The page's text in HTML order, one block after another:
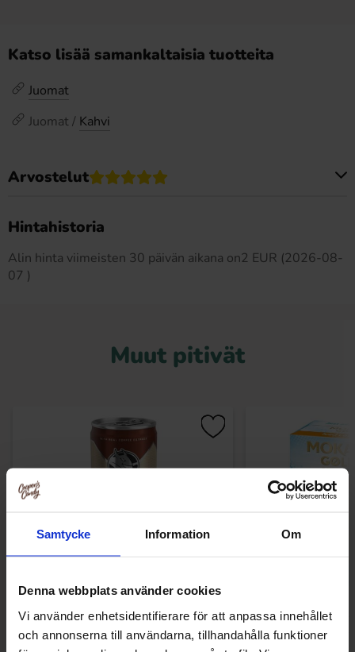
Samtycke Information Om
Denna webbplats använder cookies
Vi använder enhetsidentifierare för att anpassa innehållet
och annonserna till användarna, tillhandahålla funktioner
Katso lisää samankaltaisia tuotteita
Juomat
Juomat / Kahvi
Arvostelut
Hintahistoria
Alin hinta viimeisten 30 päivän aikana on2 EUR (2026-08-
07 )
Muut pitivät
Hell Ice Coffee Cappuccino 25cl
Mokate Iskaffe